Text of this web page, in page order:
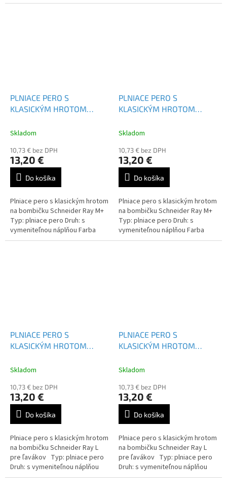
náplne: modrá
náplne: modrá
PLNIACE PERO S
KLASICKÝM HROTOM
Skladom
10,73 € bez DPH
13,20 €
Do košíka
Plniace pero s klasickým hrotom
na bombičku Schneider Ray M+
Typ: plniace pero Druh: s
vymeniteľnou náplňou Farba
náplne: modrá
PLNIACE PERO S
KLASICKÝM HROTOM
Skladom
10,73 € bez DPH
13,20 €
Do košíka
Plniace pero s klasickým hrotom
na bombičku Schneider Ray M+
Typ: plniace pero Druh: s
vymeniteľnou náplňou Farba
náplne: modrá
PLNIACE PERO S
KLASICKÝM HROTOM
Skladom
10,73 € bez DPH
13,20 €
Do košíka
Plniace pero s klasickým hrotom
na bombičku Schneider Ray L
pre ľavákov Typ: plniace pero
Druh: s vymeniteľnou náplňou
Farba náplne: modrá
PLNIACE PERO S
KLASICKÝM HROTOM
Skladom
10,73 € bez DPH
13,20 €
Do košíka
Plniace pero s klasickým hrotom
na bombičku Schneider Ray L
pre ľavákov Typ: plniace pero
Druh: s vymeniteľnou náplňou
Farba náplne: modrá